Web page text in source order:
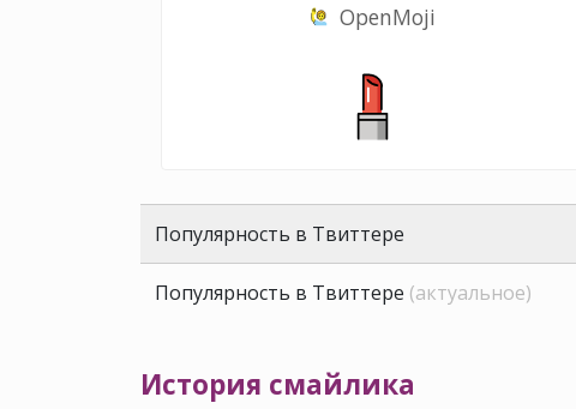
OpenMoji
Популярность в Твиттере
Популярность в Твиттере (актуальное)
История смайлика